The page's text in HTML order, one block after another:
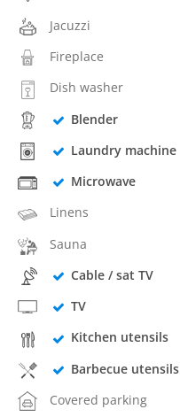
Jacuzzi
Fireplace
Dish washer
Blender
Laundry machine
Microwave
Linens
Sauna
Cable / sat TV
TV
Kitchen utensils
Barbecue utensils
Covered parking